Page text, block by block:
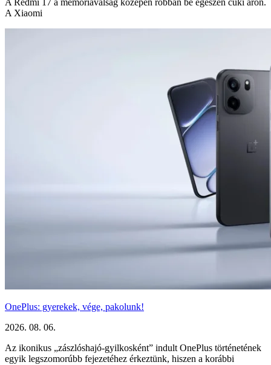
A Redmi 17 a memóriaválság közepén robban be egészen cuki áron.
A Xiaomi
OnePlus: gyerekek, vége, pakolunk!
2026. 08. 06.
Az ikonikus „zászlóshajó-gyilkosként” indult OnePlus történetének
egyik legszomorúbb fejezetéhez érkeztünk, hiszen a korábbi